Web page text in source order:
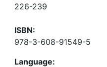
226-239
ISBN:
978-3-608-91549-5
Language: